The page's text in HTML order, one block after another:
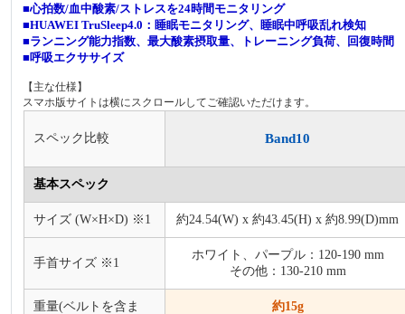
■心拍数/血中酸素/ストレスを24時間モニタリング
■HUAWEI TruSleep4.0：睡眠モニタリング、睡眠中呼吸乱れ検知
■ランニング能力指数、最大酸素摂取量、トレーニング負荷、回復時間
■呼吸エクササイズ
【主な仕様】
スマホ版サイトは横にスクロールしてご確認いただけます。
スペック比較 Band10
基本スペック
サイズ (W×H×D) ※1 約24.54(W) x 約43.45(H) x 約8.99(D)mm
手首サイズ ※1
ホワイト、パープル：120-190 mm
その他：130-210 mm
重量(ベルトを含ま
約15g